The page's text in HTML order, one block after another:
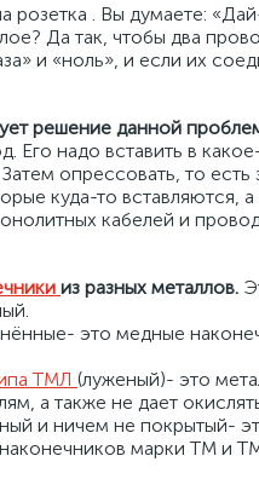
розетка . Вы думаете:
Да так, чтобы два
и «ноль», и если их
решение данной
Его надо вставить в
опрессовать, то есть
куда-то
кабелей и
из разных металлов.
это медные
ТМЛ (луженый)- это
а также не дает
и ничем не покрытый-
марки ТМ и